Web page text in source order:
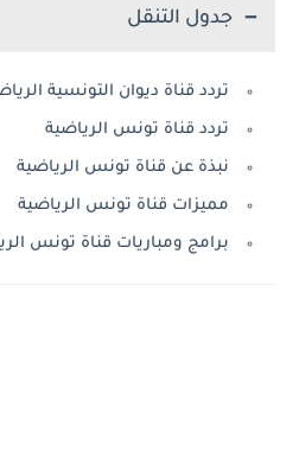
جدول التنقل
تردد قناة ديوان التونسية الرياضية
تردد قناة تونس الرياضية
نبذة عن قناة تونس الرياضية
مميزات قناة تونس الرياضية
برامج ومباريات قناة تونس